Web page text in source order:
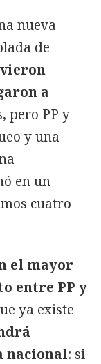
nueva
de
a
pero PP y
y una
en un
cuatro
el mayor
entre PP y
ya existe
nacional: si